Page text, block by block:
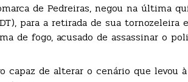
de Pedreiras, negou na última
para a retirada de sua tornozeleira
de fogo, acusado de assassinar o
capaz de alterar o cenário que levou